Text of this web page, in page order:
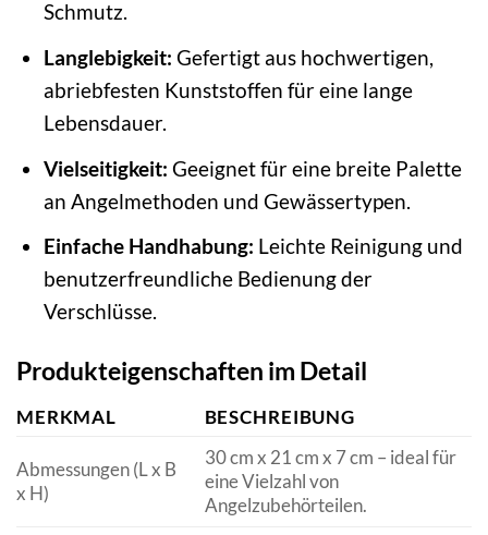
Schmutz.
Langlebigkeit: Gefertigt aus hochwertigen,
abriebfesten Kunststoffen für eine lange
Lebensdauer.
Vielseitigkeit: Geeignet für eine breite Palette
an Angelmethoden und Gewässertypen.
Einfache Handhabung: Leichte Reinigung und
benutzerfreundliche Bedienung der
Verschlüsse.
Produkteigenschaften im Detail
MERKMAL BESCHREIBUNG
Abmessungen (L x B
x H)
30 cm x 21 cm x 7 cm – ideal für
eine Vielzahl von
Angelzubehörteilen.